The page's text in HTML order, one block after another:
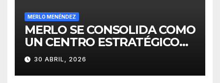
MERLO MENÉNDEZ
MERLO SE CONSOLIDA COMO
UN CENTRO ESTRATÉGICO
PARA EL DESARROLLO DE
INVERSIONES
30 ABRIL, 2026